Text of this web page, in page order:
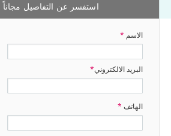
استفسر عن التفاصيل مجاناً
الاسم *
البريد الالكتروني*
الهاتف *